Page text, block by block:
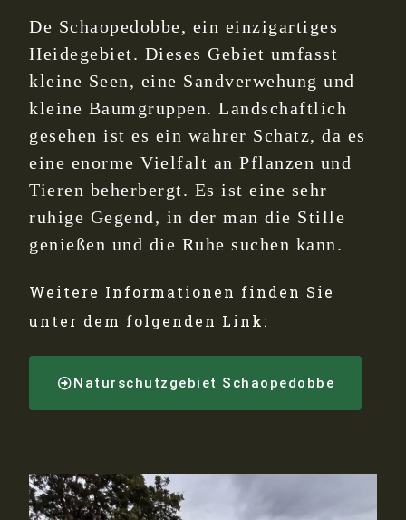
De Schaopedobbe, ein einzigartiges
Heidegebiet. Dieses Gebiet umfasst
kleine Seen, eine Sandverwehung und
kleine Baumgruppen. Landschaftlich
gesehen ist es ein wahrer Schatz, da es
eine enorme Vielfalt an Pflanzen und
Tieren beherbergt. Es ist eine sehr
ruhige Gegend, in der man die Stille
genießen und die Ruhe suchen kann.
Weitere Informationen finden Sie
unter dem folgenden Link:
Naturschutzgebiet Schaopedobbe